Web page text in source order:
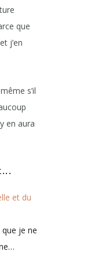
que
j’en
s’il
en aura
et du
je ne